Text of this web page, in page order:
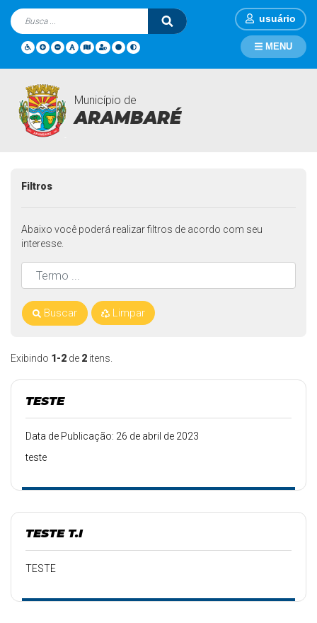
usuário
Município de
ARAMBARÉ
MENU
Mídia Áudios
Exibindo 1-2 de 2 itens.
TESTE
Data de Publicação: 26 de abril de 2023
teste
TESTE T.I
TESTE
Filtros
Abaixo você poderá realizar filtros de acordo com seu
interesse.
Buscar Limpar